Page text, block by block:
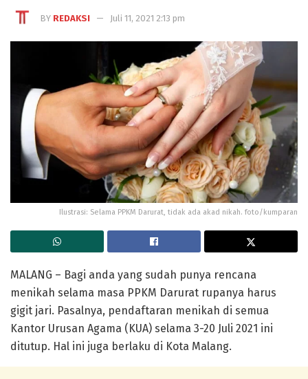
BY REDAKSI Juli 11, 2021 2:13 pm
Ilustrasi: Selama PPKM Darurat, tidak ada akad nikah. foto/kumparan
MALANG – Bagi anda yang sudah punya rencana
menikah selama masa PPKM Darurat rupanya harus
gigit jari. Pasalnya, pendaftaran menikah di semua
Kantor Urusan Agama (KUA) selama 3-20 Juli 2021 ini
ditutup. Hal ini juga berlaku di Kota Malang.